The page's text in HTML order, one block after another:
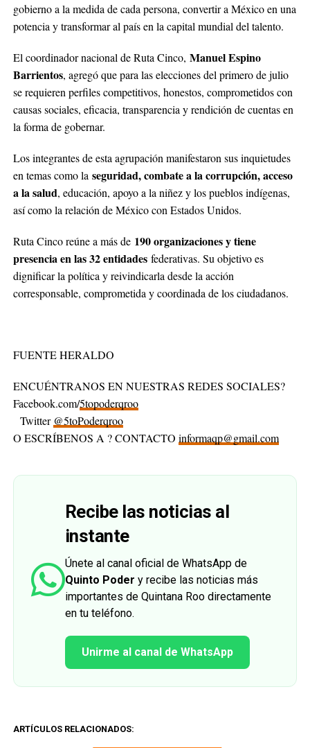
gobierno a la medida de cada persona, convertir a México en una
potencia y transformar al país en la capital mundial del talento.
El coordinador nacional de Ruta Cinco, Manuel Espino
Barrientos, agregó que para las elecciones del primero de julio
se requieren perfiles competitivos, honestos, comprometidos con
causas sociales, eficacia, transparencia y rendición de cuentas en
la forma de gobernar.
Los integrantes de esta agrupación manifestaron sus inquietudes
en temas como la seguridad, combate a la corrupción, acceso
a la salud, educación, apoyo a la niñez y los pueblos indígenas,
así como la relación de México con Estados Unidos.
Ruta Cinco reúne a más de 190 organizaciones y tiene
presencia en las 32 entidadesfederativas. Su objetivo es
dignificar la política y reivindicarla desde la acción
corresponsable, comprometida y coordinada de los ciudadanos.
FUENTE HERALDO
ENCUÉNTRANOS EN NUESTRAS REDES SOCIALES?
Facebook.com/5topoderqroo
Twitter @5toPoderqroo
O ESCRÍBENOS A ? CONTACTO informaqp@gmail.com
Recibe las noticias al
instante
Únete al canal oficial de WhatsApp de
Quinto Poder y recibe las noticias más
importantes de Quintana Roo directamente
en tu teléfono.
Unirme al canal de WhatsApp
ARTÍCULOS RELACIONADOS: